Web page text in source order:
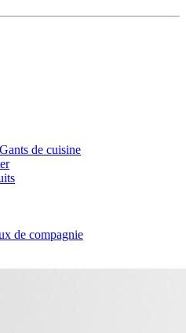
de cuisine
de compagnie